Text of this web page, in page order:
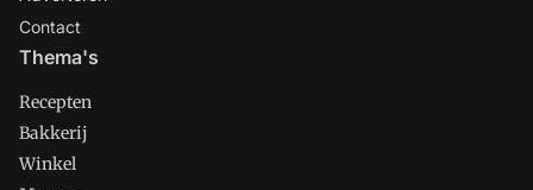
Contact
Thema's
Recepten
Bakkerij
Winkel